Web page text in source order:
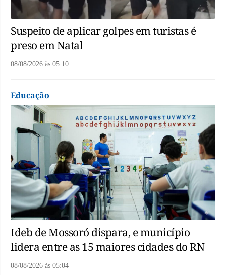
Suspeito de aplicar golpes em turistas é
preso em Natal
08/08/2026 às 05:10
Educação
Ideb de Mossoró dispara, e município
lidera entre as 15 maiores cidades do RN
08/08/2026 às 05:04